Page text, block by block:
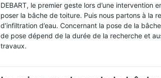
DEBART, le premier geste lors d’une intervention
poser la bâche de toiture. Puis nous partons à la
d’infiltration d’eau. Concernant la pose de la
de pose dépend de la durée de la recherche et
travaux.